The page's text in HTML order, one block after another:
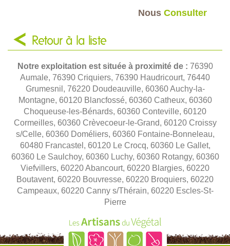
Nous Consulter
Retour à la liste
Notre exploitation est située à proximité de : 76390
Aumale, 76390 Criquiers, 76390 Haudricourt, 76440
Grumesnil, 76220 Doudeauville, 60360 Auchy-la-
Montagne, 60120 Blancfossé, 60360 Catheux, 60360
Choqueuse-les-Bénards, 60360 Conteville, 60120
Cormeilles, 60360 Crèvecoeur-le-Grand, 60120 Croissy
s/Celle, 60360 Doméliers, 60360 Fontaine-Bonneleau,
60480 Francastel, 60120 Le Crocq, 60360 Le Gallet,
60360 Le Saulchoy, 60360 Luchy, 60360 Rotangy, 60360
Viefvillers, 60220 Abancourt, 60220 Blargies, 60220
Boutavent, 60220 Bouvresse, 60220 Broquiers, 60220
Campeaux, 60220 Canny s/Thérain, 60220 Escles-St-
Pierre